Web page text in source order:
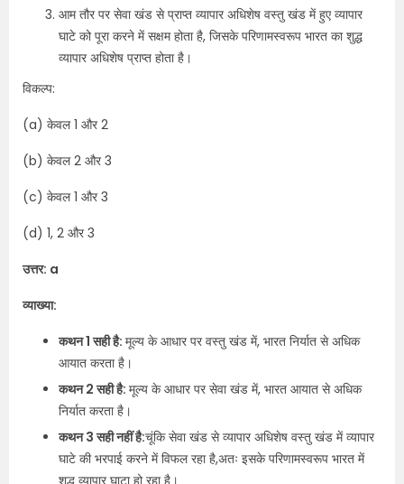
आम तौर पर सेवा खंड से प्राप्त व्यापार अधिशेष वस्तु खंड में हुए व्यापार
घाटे को पूरा करने में सक्षम होता है, जिसके परिणामस्वरूप भारत का शुद्ध
व्यापार अधिशेष प्राप्त होता है।
विकल्प:
(a) केवल 1 और 2
(b) केवल 2 और 3
(c) केवल 1 और 3
(d) 1, 2 और 3
उत्तर: a
व्याख्या:
कथन 1 सही है: मूल्य के आधार पर वस्तु खंड में, भारत निर्यात से अधिक
आयात करता है।
कथन 2 सही है: मूल्य के आधार पर सेवा खंड में, भारत आयात से अधिक
निर्यात करता है।
कथन 3 सही नहीं है:चूंकि सेवा खंड से व्यापार अधिशेष वस्तु खंड में व्यापार
घाटे की भरपाई करने में विफल रहा है,अतः इसके परिणामस्वरूप भारत में
शुद्ध व्यापार घाटा हो रहा है।